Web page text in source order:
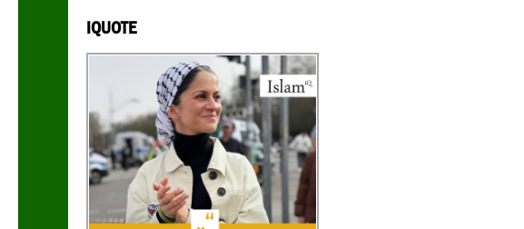
IQUOTE